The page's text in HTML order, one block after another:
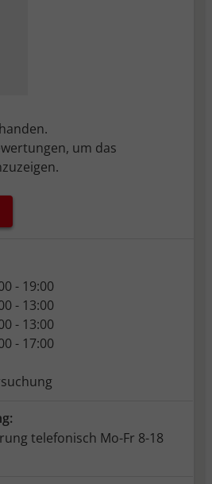
um das
- 19:00
- 13:00
- 13:00
- 17:00
telefonisch Mo-Fr 8-18
des Referrers. Das ist
zu unserer Webseite
Minuten
mit denen nicht-
gespeichert